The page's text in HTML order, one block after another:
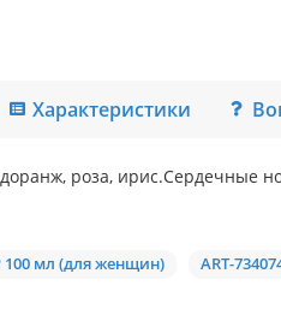
Характеристики
роза, ирис.Сердечные
100 мл (для женщин) ART-